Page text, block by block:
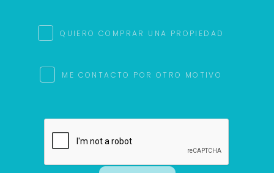
QUIERO COMPRAR UNA PROPIEDAD
ME CONTACTO POR OTRO MOTIVO
Con estos datos podemos responderte mejor y